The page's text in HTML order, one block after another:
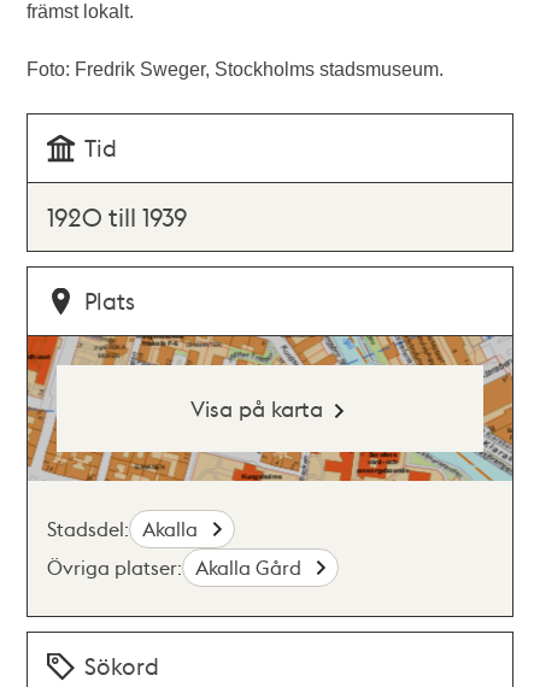
främst lokalt.
Foto: Fredrik Sweger, Stockholms stadsmuseum.
Tid
1920 till 1939
Plats
Visa på karta
Stadsdel: Akalla
Övriga platser: Akalla Gård
Sökord